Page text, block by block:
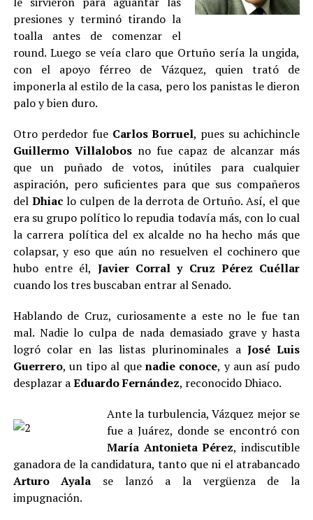
presiones y terminó tirando la
toalla antes de comenzar el
round. Luego se veía claro que Ortuño sería la ungida,
con el apoyo férreo de Vázquez, quien trató de
imponerla al estilo de la casa, pero los panistas le dieron
palo y bien duro.
Otro perdedor fue Carlos Borruel, pues su achichincle
Guillermo Villalobosno fue capaz de alcanzar más
que un puñado de votos, inútiles para cualquier
aspiración, pero suficientes para que sus compañeros
del Dhiaclo culpen de la derrota de Ortuño. Así, el que
era su grupo político lo repudia todavía más, con lo cual
la carrera política del ex alcalde no ha hecho más que
colapsar, y eso que aún no resuelven el cochinero que
hubo entre él, Javier Corral y Cruz Pérez Cuéllar
cuando los tres buscaban entrar al Senado.
Hablando de Cruz, curiosamente a este no le fue tan
mal. Nadie lo culpa de nada demasiado grave y hasta
logró colar en las listas plurinominales a José Luis
Guerrero, un tipo al que nadie conoce, y aun así pudo
desplazar aEduardo Fernández, reconocido Dhiaco.
Ante la turbulencia, Vázquez mejor se
fue a Juárez, donde se encontró con
María Antonieta Pérez, indiscutible
ganadora de la candidatura, tanto que ni el atrabancado
Arturo Ayala se lanzó a la vergüenza de la
impugnación.